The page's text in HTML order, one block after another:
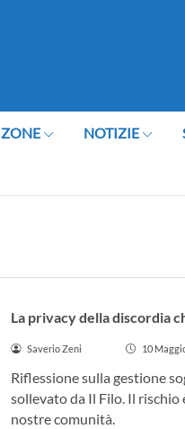
ZONE NOTIZIE
La privacy della discordia
Saverio Zeni 10
Riflessione sulla gestione
sollevato da Il Filo. Il
nostre comunità.